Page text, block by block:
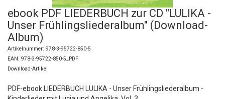
ebook PDF LIEDERBUCH zur CD "LULIKA -
Unser Frühlingsliederalbum" (Download-
Album)
Artikelnummer: 978-3-95722-850-5
EAN: 978-3-95722-850-5_PDF
Download-Artikel
PDF-ebook LIEDERBUCH LULIKA - Unser Frühlingsliederalbum -